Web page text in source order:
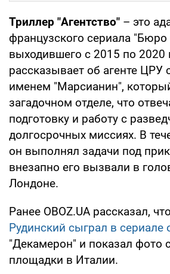
Триллер "Агентство" – это
французского сериала "Бюро
выходившего с 2015 по 2020
рассказывает об агенте ЦРУ
именем "Марсианин",
загадочном отделе, что
подготовку и работу с
долгосрочных миссиях. В
он выполнял задачи под
внезапно его вызвали в
Лондоне.
Ранее OBOZ.UA рассказал, что
Рудинский сыграл в сериале
"Декамерон" и показал фото
площадки в Италии.